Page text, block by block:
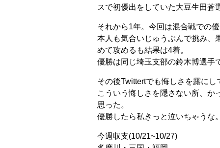
スで初優出をしていた大豆生田蒼
それから1年。今回は混合戦での
本人も気合いじゅうぶんで挑み、
めて攻めるも結果は4着。
優勝は同じ埼玉支部の鈴木博選手
その後Twittertでも悔しさを露にし
こういう悔しさを隠さない所、か
思った。
優勝したら私きっと泣いちゃうな
今週収支(10/21~10/27)